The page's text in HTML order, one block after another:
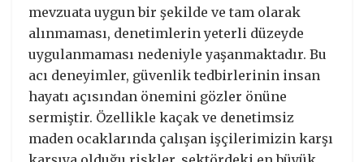
mevzuata uygun bir şekilde ve tam olarak
alınmaması, denetimlerin yeterli düzeyde
uygulanmaması nedeniyle yaşanmaktadır. Bu
acı deneyimler, güvenlik tedbirlerinin insan
hayatı açısından önemini gözler önüne
sermiştir. Özellikle kaçak ve denetimsiz
maden ocaklarında çalışan işçilerimizin karşı